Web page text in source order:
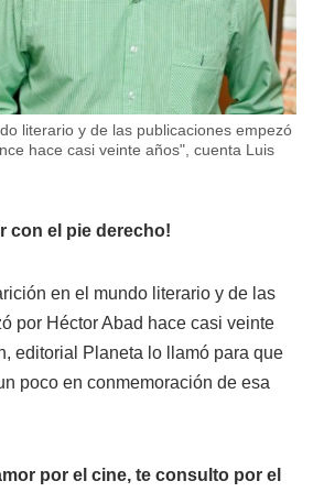
literario y de las publicaciones empezó
hace casi veinte años", cuenta Luis
con el pie derecho!
en el mundo literario y de las
por Héctor Abad hace casi veinte
editorial Planeta lo llamó para que
poco en conmemoración de esa
por el cine, te consulto por el